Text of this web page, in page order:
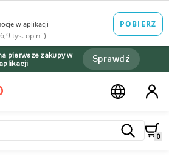
pierwsze zakupy w
aplikacji
Sprawdź
0